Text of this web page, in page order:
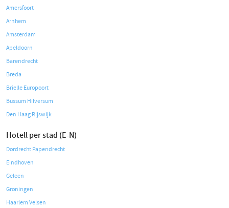
Amersfoort
Arnhem
Amsterdam
Apeldoorn
Barendrecht
Breda
Brielle Europoort
Bussum Hilversum
Den Haag Rijswijk
Hotell per stad (E-N)
Dordrecht Papendrecht
Eindhoven
Geleen
Groningen
Haarlem Velsen